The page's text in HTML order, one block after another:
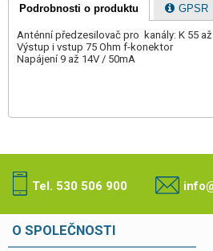
Podrobnosti o produktu GPSR
Anténní předzesilovač pro kanály: K 55
Výstup i vstup 75 Ohm f-konektor
Napájení 9 až 14V / 50mA
Tel. 530 506 900
O SPOLEČNOSTI